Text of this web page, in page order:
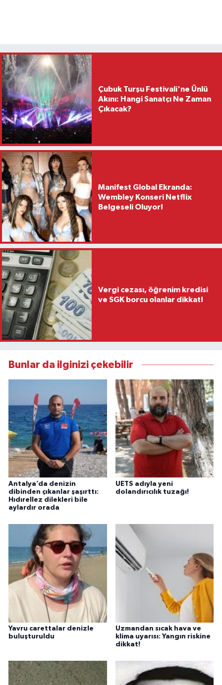
Çubuk Turşu Festivali'ne Ünlü
Akını: Hangi Sanatçı Ne Zaman
Çıkacak?
Manifest Global Ekranda:
Wembley Konseri Netflix
Belgeseli Oluyor!
Vergi cezası, öğrenim kredisi
ve SGK borcu olanlar dikkat!
Bunlar da ilginizi çekebilir
Antalya’da denizin
dibinden çıkanlar şaşırttı:
Hıdırellez dilekleri bile
aylardır orada
UETS adıyla yeni
dolandırıcılık tuzağı!
Yavru carettalar denizle
buluşturuldu
Uzmandan sıcak hava ve
klima uyarısı: Yangın riskine
dikkat!